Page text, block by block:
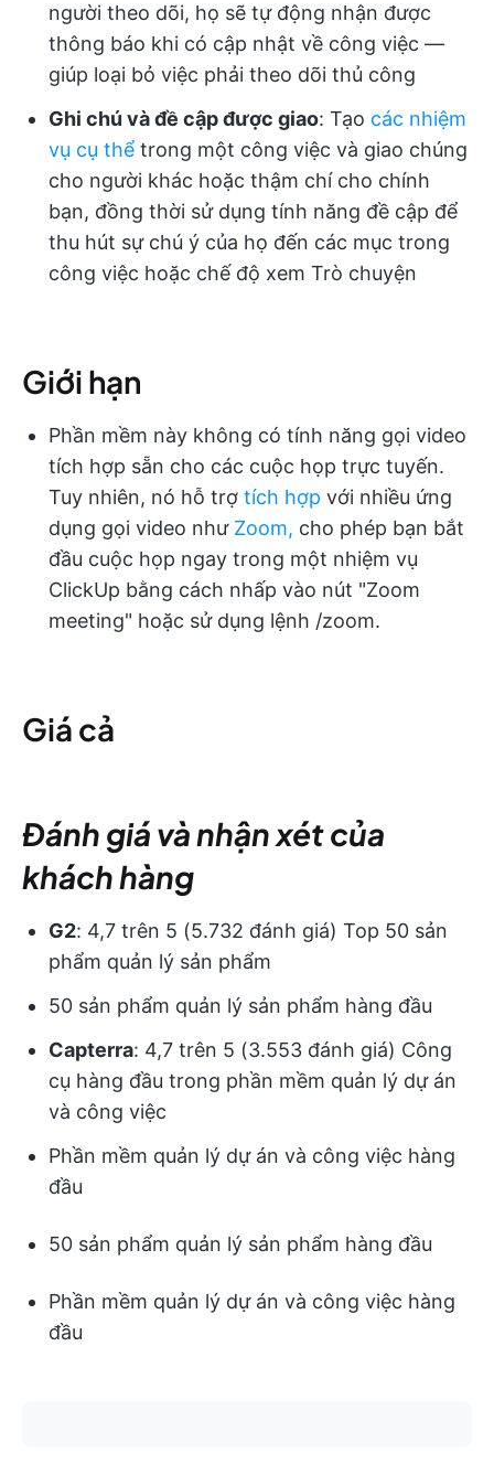
người theo dõi, họ sẽ tự động nhận được
thông báo khi có cập nhật về công việc —
giúp loại bỏ việc phải theo dõi thủ công
Ghi chú và đề cập được giao: Tạo các nhiệm
vụ cụ thể trong một công việc và giao chúng
cho người khác hoặc thậm chí cho chính
bạn, đồng thời sử dụng tính năng đề cập để
thu hút sự chú ý của họ đến các mục trong
công việc hoặc chế độ xem Trò chuyện
Giới hạn
Phần mềm này không có tính năng gọi video
tích hợp sẵn cho các cuộc họp trực tuyến.
Tuy nhiên, nó hỗ trợ tích hợp với nhiều ứng
dụng gọi video như Zoom, cho phép bạn bắt
đầu cuộc họp ngay trong một nhiệm vụ
ClickUp bằng cách nhấp vào nút "Zoom
meeting" hoặc sử dụng lệnh /zoom.
Giá cả
Đánh giá và nhận xét của
khách hàng
G2: 4,7 trên 5 (5.732 đánh giá) Top 50 sản
phẩm quản lý sản phẩm
50 sản phẩm quản lý sản phẩm hàng đầu
Capterra: 4,7 trên 5 (3.553 đánh giá) Công
cụ hàng đầu trong phần mềm quản lý dự án
và công việc
Phần mềm quản lý dự án và công việc hàng
đầu
50 sản phẩm quản lý sản phẩm hàng đầu
Phần mềm quản lý dự án và công việc hàng
đầu